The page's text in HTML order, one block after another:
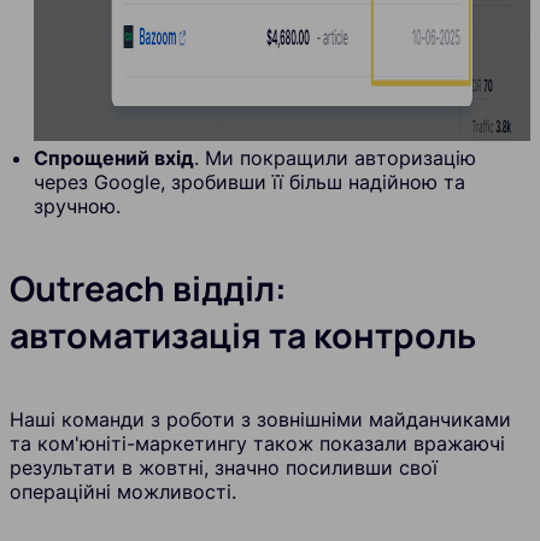
Спрощений вхід. Ми покращили авторизацію
через Google, зробивши її більш надійною та
зручною.
Outreach відділ:
автоматизація та контроль
Наші команди з роботи з зовнішніми майданчиками
та ком'юніті-маркетингу також показали вражаючі
результати в жовтні, значно посиливши свої
операційні можливості.